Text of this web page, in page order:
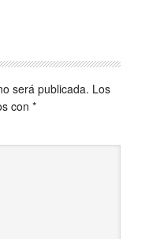
será publicada. Los
con *